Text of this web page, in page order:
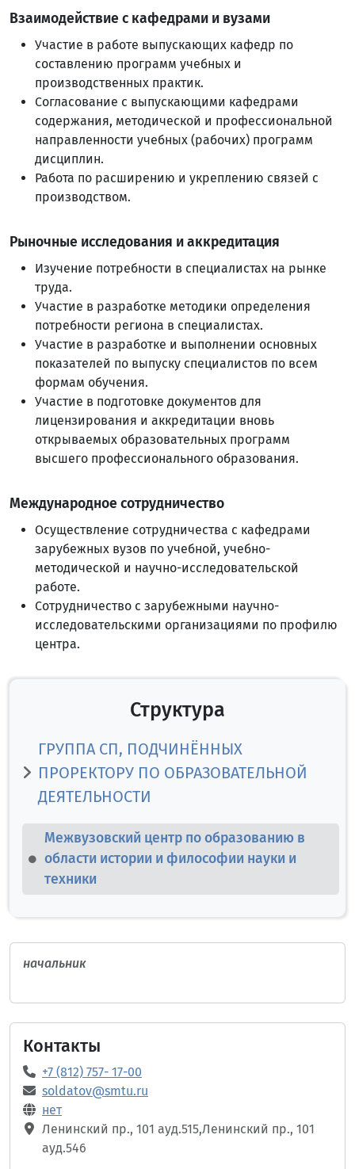
Взаимодействие с кафедрами и вузами
Участие в работе выпускающих кафедр по
составлению программ учебных и
производственных практик.
Согласование с выпускающими кафедрами
содержания, методической и профессиональной
направленности учебных (рабочих) программ
дисциплин.
Работа по расширению и укреплению связей с
производством.
Рыночные исследования и аккредитация
Изучение потребности в специалистах на рынке
труда.
Участие в разработке методики определения
потребности региона в специалистах.
Участие в разработке и выполнении основных
показателей по выпуску специалистов по всем
формам обучения.
Участие в подготовке документов для
лицензирования и аккредитации вновь
открываемых образовательных программ
высшего профессионального образования.
Международное сотрудничество
Осуществление сотрудничества с кафедрами
зарубежных вузов по учебной, учебно-
методической и научно-исследовательской
работе.
Сотрудничество с зарубежными научно-
исследовательскими организациями по профилю
центра.
Структура
ГРУППА СП, ПОДЧИНЁННЫХ
ПРОРЕКТОРУ ПО ОБРАЗОВАТЕЛЬНОЙ
ДЕЯТЕЛЬНОСТИ
Межвузовский центр по образованию в
области истории и философии науки и
техники
начальник
Контакты
+7 (812) 757- 17-00
soldatov@smtu.ru
нет
Ленинский пр., 101 ауд.515,Ленинский пр., 101
ауд.546